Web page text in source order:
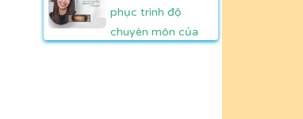
phục trình độ
chuyên môn của